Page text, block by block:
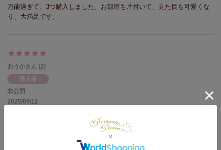
万能過ぎて、3つ購入しました。お部屋も片付いて、見た目も可愛くな
り、大満足です。
おうか
2
購入者
非公開
2025/09/12
とても可愛くて使いやすいです！
重ねられるのがとても便利です！